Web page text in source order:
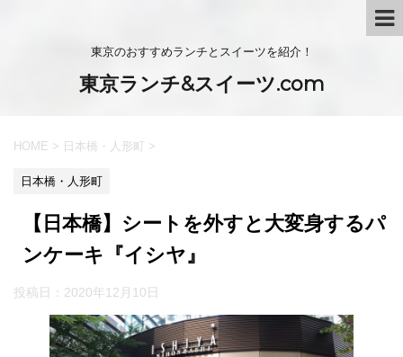
東京のおすすめランチとスイーツを紹介！
東京ランチ&スイーツ.com
HOME > 日本橋・人形町 >
日本橋・人形町
【日本橋】シートを外すと大変身するパ
ンケーキ『イシヤ』
投稿日： 2020年12月10日